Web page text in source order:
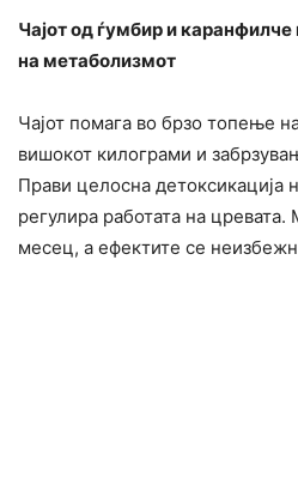
Чајот од ѓумбир и
на метаболизмот
Чајот помага во брзо топење
вишокот килограми и
Прави целосна детоксикација
регулира работата на
месец, а ефектите се